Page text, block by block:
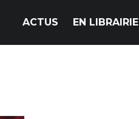
ACTUS EN LIBRAIRIE